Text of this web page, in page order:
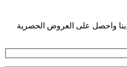
واحصل على العروض الحصرية